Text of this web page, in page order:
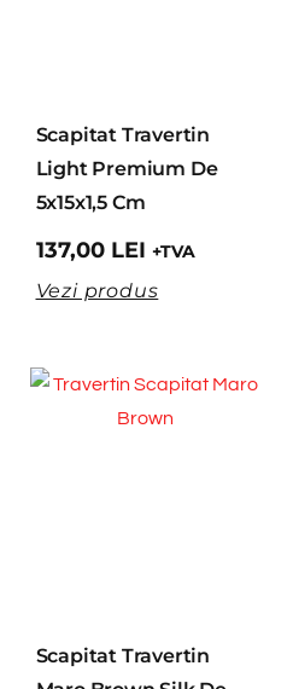
Scapitat Travertin
Light Premium De
5x15x1,5 Cm
137,00 LEI +TVA
Vezi produs
Scapitat Travertin